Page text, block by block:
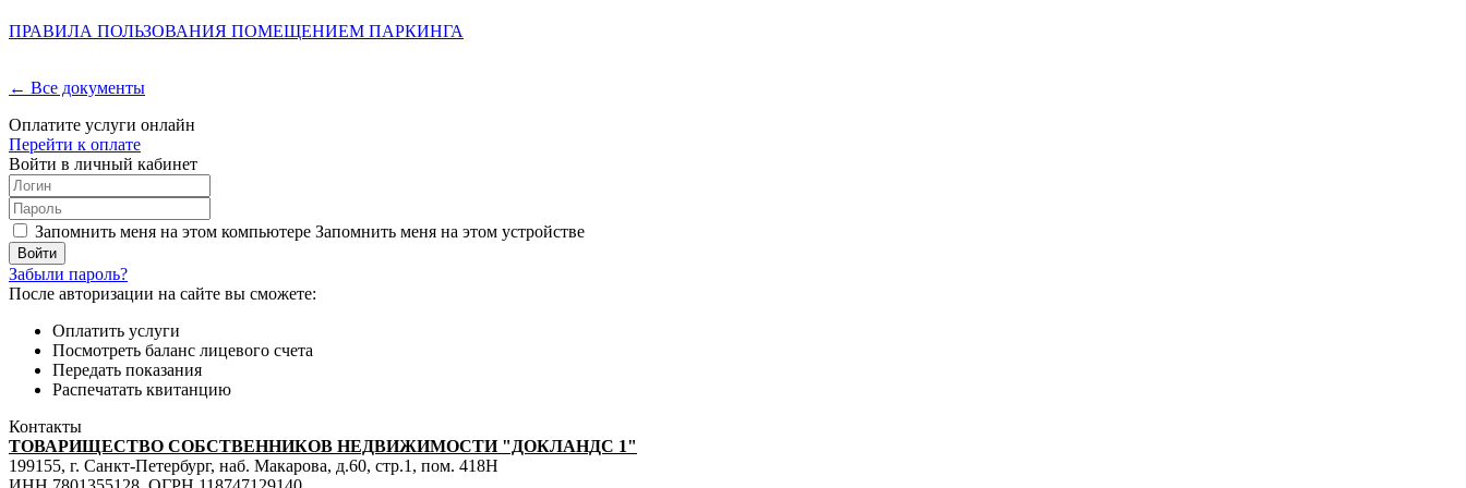
ПРАВИЛА ПОЛЬЗОВАНИЯ ПОМЕЩЕНИЕМ ПАРКИНГА
← Все документы
Оплатите услуги онлайн
Перейти к оплате
Войти в личный кабинет
Запомнить меня на этом компьютере Запомнить меня на этом устройстве
Забыли пароль?
После авторизации на сайте вы сможете:
Оплатить услуги
Посмотреть баланс лицевого счета
Передать показания
Распечатать квитанцию
Контакты
ТОВАРИЩЕСТВО СОБСТВЕННИКОВ НЕДВИЖИМОСТИ "ДОКЛАНДС 1"
199155, г. Санкт-Петербург, наб. Макарова, д.60, стр.1, пом. 418Н